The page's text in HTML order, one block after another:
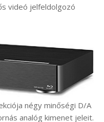
videó jelfeldolgozó
négy minőségi D/A
analóg kimenet jeleit.